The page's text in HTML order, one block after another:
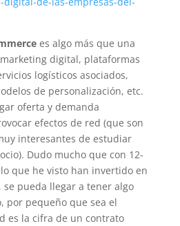
es algo más que una
digital, plataformas
logísticos asociados,
de personalización, etc.
oferta y demanda
efectos de red (que son
interesantes de estudiar
Dudo mucho que con 12-
que he visto han invertido en
se pueda llegar a tener algo
por pequeño que sea el
es la cifra de un contrato